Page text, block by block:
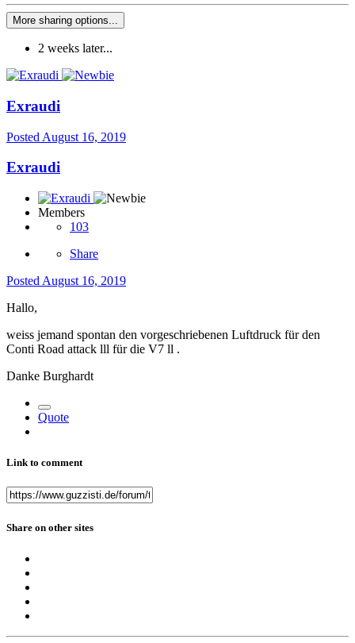
More sharing options...
2 weeks later...
Exraudi
Posted August 16, 2019
Exraudi
Members
103
Share
Posted August 16, 2019
Hallo,
weiss jemand spontan den vorgeschriebenen Luftdruck für den
Conti Road attack lll für die V7 ll .
Danke Burghardt
Quote
Link to comment
Share on other sites